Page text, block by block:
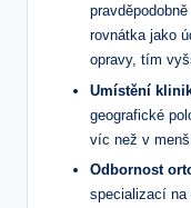
rovnátka jako
opravy, tím
Umístění
geografické
víc než v
Odbornost
specializací na